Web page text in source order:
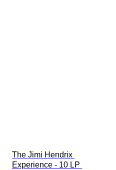
The Jimi Hendrix
Experience - 10 LP